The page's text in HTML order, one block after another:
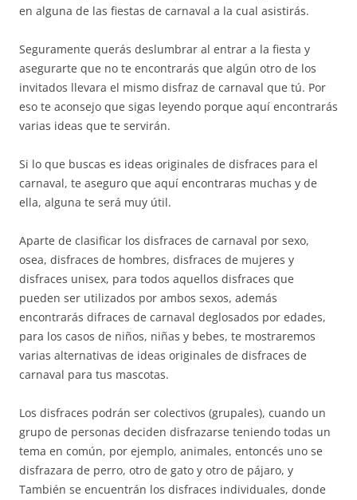
en alguna de las fiestas de carnaval a la cual asistirás.
Seguramente querás deslumbrar al entrar a la fiesta y
asegurarte que no te encontrarás que algún otro de los
invitados llevara el mismo disfraz de carnaval que tú. Por
eso te aconsejo que sigas leyendo porque aquí encontrarás
varias ideas que te servirán.
Si lo que buscas es ideas originales de disfraces para el
carnaval, te aseguro que aquí encontraras muchas y de
ella, alguna te será muy útil.
Aparte de clasificar los disfraces de carnaval por sexo,
osea, disfraces de hombres, disfraces de mujeres y
disfraces unisex, para todos aquellos disfraces que
pueden ser utilizados por ambos sexos, además
encontrarás difraces de carnaval deglosados por edades,
para los casos de niños, niñas y bebes, te mostraremos
varias alternativas de ideas originales de disfraces de
carnaval para tus mascotas.
Los disfraces podrán ser colectivos (grupales), cuando un
grupo de personas deciden disfrazarse teniendo todas un
tema en común, por ejemplo, animales, entoncés uno se
disfrazara de perro, otro de gato y otro de pájaro, y
También se encuentrán los disfraces individuales, donde